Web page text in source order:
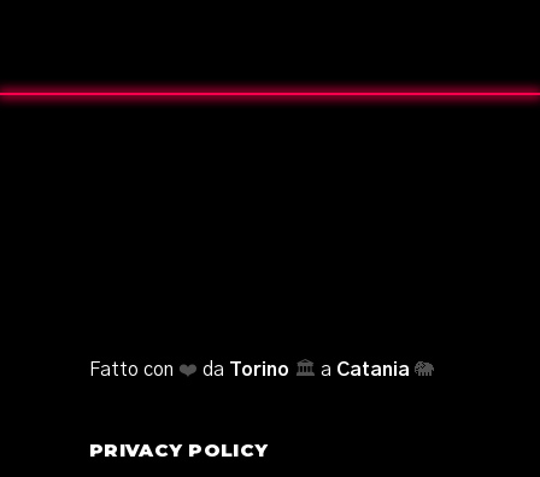
Fatto con ❤️ da Torino 🏛️ a Catania 🐘
PRIVACY POLICY